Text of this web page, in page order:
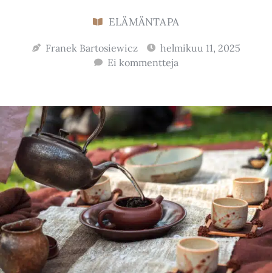
ELÄMÄNTAPA
Franek Bartosiewicz
helmikuu 11, 2025
Ei kommentteja